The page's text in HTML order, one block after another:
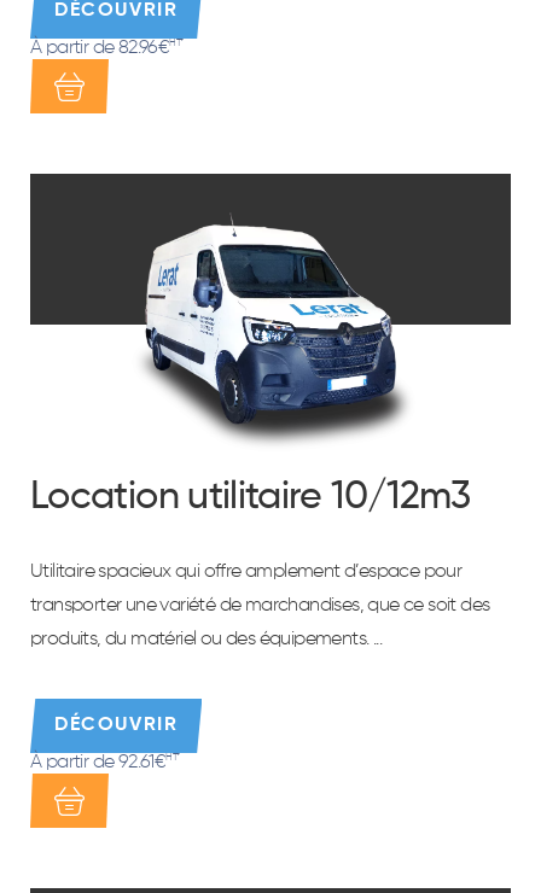
DÉCOUVRIR
À partir de 82.96€HT*
Location utilitaire 10/12m3
Utilitaire spacieux qui offre amplement d’espace pour
transporter une variété de marchandises, que ce soit des
produits, du matériel ou des équipements. ...
DÉCOUVRIR
À partir de 92.61€HT*